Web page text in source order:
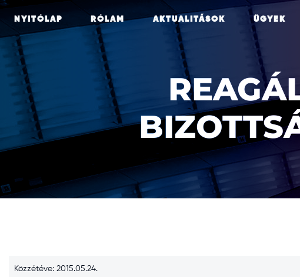
NYITÓLAP RÓLAM AKTUALITÁSOK ÜGYEK
Közzétéve: 2015.05.24.